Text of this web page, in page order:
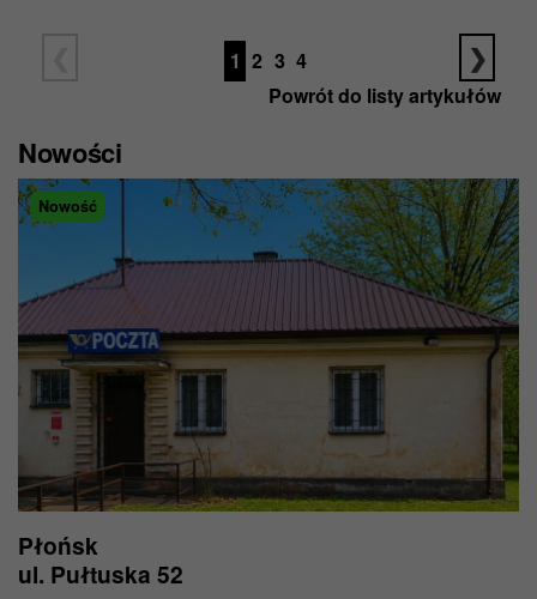
1 2 3 4
Powrót do listy artykułów
Nowości
Nowość
Płońsk
ul. Pułtuska 52